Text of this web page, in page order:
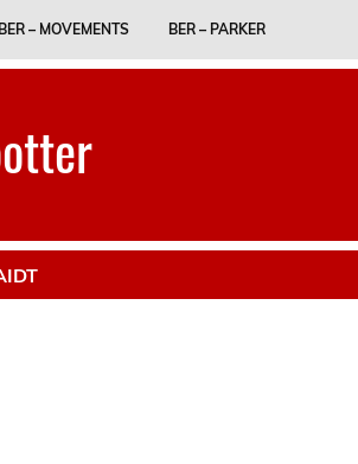
BER – MOVEMENTS BER – PARKER